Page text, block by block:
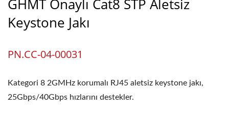
GHMT Onaylı Cat8 STP Aletsiz
Keystone Jakı
PN.CC-04-00031
Kategori 8 2GMHz korumalı RJ45 aletsiz keystone jakı,
25Gbps/40Gbps hızlarını destekler.